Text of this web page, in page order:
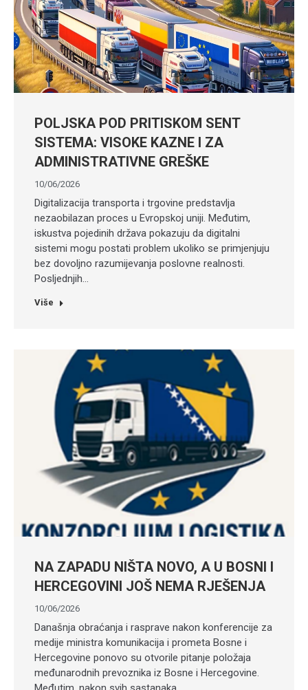
POLJSKA POD PRITISKOM SENT
SISTEMA: VISOKE KAZNE I ZA
ADMINISTRATIVNE GREŠKE
10/06/2026
Digitalizacija transporta i trgovine predstavlja
nezaobilazan proces u Evropskoj uniji. Međutim,
iskustva pojedinih država pokazuju da digitalni
sistemi mogu postati problem ukoliko se primjenjuju
bez dovoljno razumijevanja poslovne realnosti.
Posljednjih…
Više
NA ZAPADU NIŠTA NOVO, A U BOSNI I
HERCEGOVINI JOŠ NEMA RJEŠENJA
10/06/2026
Današnja obraćanja i rasprave nakon konferencije za
medije ministra komunikacija i prometa Bosne i
Hercegovine ponovo su otvorile pitanje položaja
međunarodnih prevoznika iz Bosne i Hercegovine.